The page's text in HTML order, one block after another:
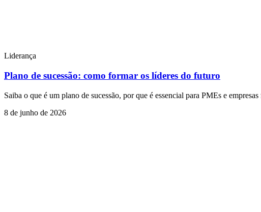
Liderança
Plano de sucessão: como formar os líderes do futuro
Saiba o que é um plano de sucessão, por que é essencial para PMEs e
8 de junho de 2026